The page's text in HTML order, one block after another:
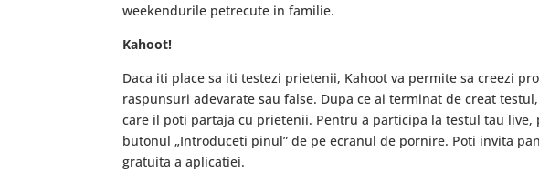
weekendurile petrecute in familie.
Kahoot!
Daca iti place sa iti testezi prietenii, Kahoot va permite sa creezi
raspunsuri adevarate sau false. Dupa ce ai terminat de creat
care il poti partaja cu prietenii. Pentru a participa la testul tau
butonul „Introduceti pinul” de pe ecranul de pornire. Poti invita
gratuita a aplicatiei.